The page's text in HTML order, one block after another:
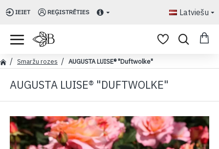
IEIET REĢISTRĒTIES Latviešu
Smaržu rozes AUGUSTA LUISE® "Duftwolke"
AUGUSTA LUISE® "DUFTWOLKE"